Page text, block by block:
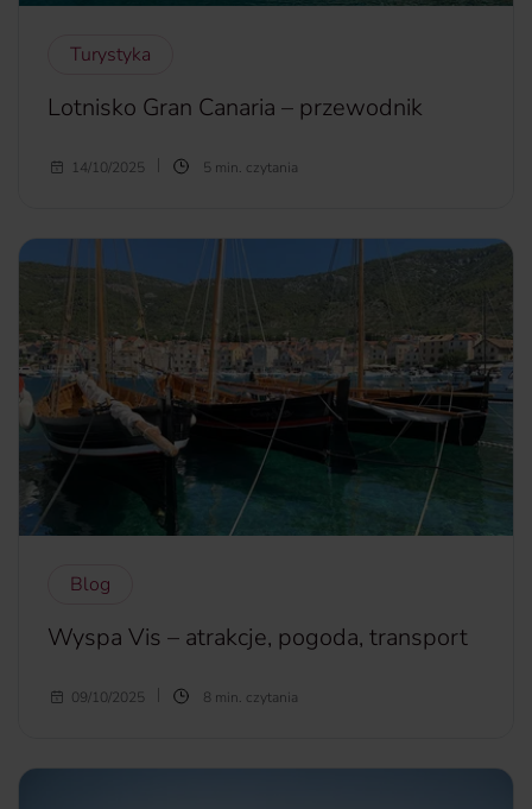
Turystyka
Lotnisko Gran Canaria – przewodnik
Gran Canaria na Ocenie Atlantyckim tętni życiem i co roku
dotrzeć do hotelu. Jeśli to Twoja pierwsza wizyta na
wyspie, sprawdź co warto wiedzieć na temat lotniska Gran
Canaria i jakie opcje transportu masz do wyboru z tego
portu lotniczego.
14/10/2025 5 min. czytania
Blog
Wyspa Vis – atrakcje, pogoda, transport
Chorwacka wyspa Vis to ukryty klejnot Atlantyku. Gdy
szukają czegoś więcej niż tylko plaż i nocnych klubów. To
09/10/2025 8 min. czytania